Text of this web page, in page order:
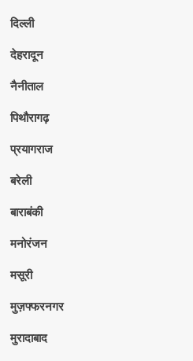
दिल्ली
देहरादून
नैनीताल
पिथौरागढ़
प्रयागराज
बरेली
बाराबंकी
मनोरंजन
मसूरी
मुज़फ्फरनगर
मुरादाबाद